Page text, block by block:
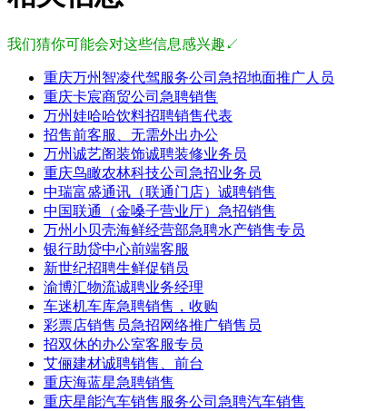
我们猜你可能会对这些信息感兴趣↙
重庆万州智凌代驾服务公司急招地面推广人员
重庆卡宸商贸公司急聘销售
万州娃哈哈饮料招聘销售代表
招售前客服、无需外出办公
万州诚艺阁装饰诚聘装修业务员
重庆鸟瞰农林科技公司急招业务员
中瑞富盛通讯（联通门店）诚聘销售
中国联通（金嗓子营业厅）急招销售
万州小贝壳海鲜经营部急聘水产销售专员
银行助贷中心前端客服
新世纪招聘生鲜促销员
渝博汇物流诚聘业务经理
车迷机车库急聘销售，收购
彩票店销售员急招网络推广销售员
招双休的办公室客服专员
艾俪建材诚聘销售、前台
重庆海蓝星急聘销售
重庆星能汽车销售服务公司急聘汽车销售